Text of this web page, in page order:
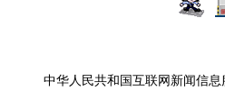
中华人民共和国互联网新闻信息